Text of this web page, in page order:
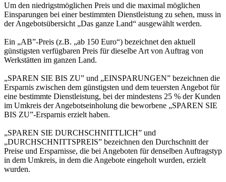
Um den niedrigstmöglichen Preis und die maximal möglichen
Einsparungen bei einer bestimmten Dienstleistung zu sehen, muss in
der Angebotsübersicht „Das ganze Land“ ausgewählt werden.
Ein „AB”-Preis (z.B. „ab 150 Euro“) bezeichnet den aktuell
günstigsten verfügbaren Preis für dieselbe Art von Auftrag von
Werkstätten im ganzen Land.
„SPAREN SIE BIS ZU” und „EINSPARUNGEN” bezeichnen die
Ersparnis zwischen dem günstigsten und dem teuersten Angebot für
eine bestimmte Dienstleistung, bei der mindestens 25 % der Kunden
im Umkreis der Angebotseinholung die beworbene „SPAREN SIE
BIS ZU”-Ersparnis erzielt haben.
„SPAREN SIE DURCHSCHNITTLICH” und
„DURCHSCHNITTSPREIS” bezeichnen den Durchschnitt der
Preise und Ersparnisse, die bei Angeboten für denselben Auftragstyp
in dem Umkreis, in dem die Angebote eingeholt wurden, erzielt
wurden.